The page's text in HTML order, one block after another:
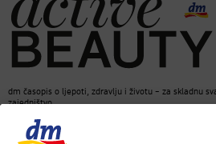
dm časopis o ljepoti, zdravlju i životu – za skladnu
zajedništvo.